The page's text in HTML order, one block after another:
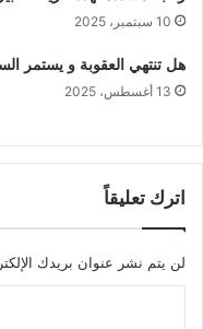
10 سبتمبر، 2025
هل تنتهي العقوبة و يستمر
13 أغسطس، 2025
اترك تعليقاً
لن يتم نشر عنوان بريدك